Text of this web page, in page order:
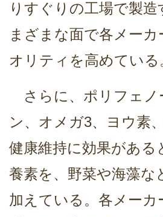
りすぐりの工場で製造
まざまな面で各メーカ
オリティを高めている
さらに、ポリフェノ
ン、オメガ3、ヨウ素
健康維持に効果がある
養素を、野菜や海藻な
加えている。各メーカ